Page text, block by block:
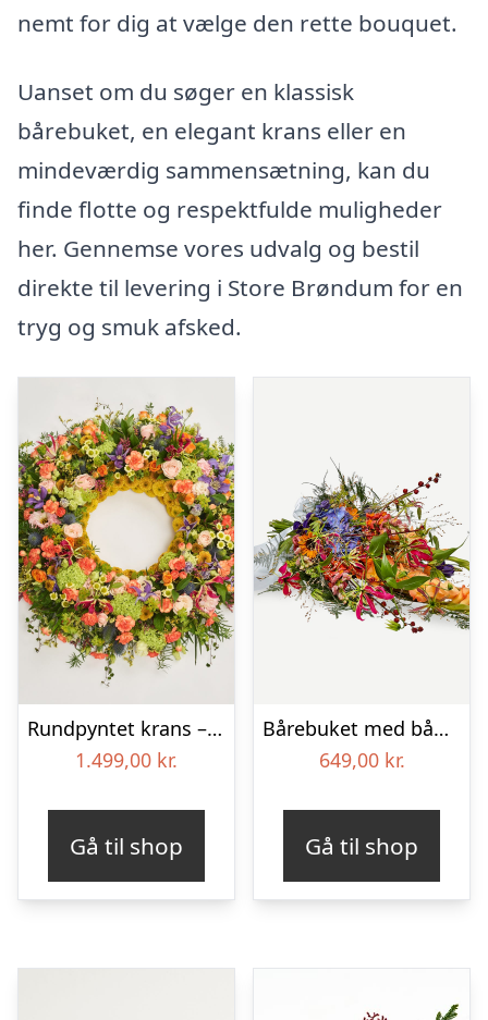
nemt for dig at vælge den rette bouquet.
Uanset om du søger en klassisk
bårebuket, en elegant krans eller en
mindeværdig sammensætning, kan du
finde flotte og respektfulde muligheder
her. Gennemse vores udvalg og bestil
direkte til levering i Store Brøndum for en
tryg og smuk afsked.
Rundpyntet krans – Et farverigt farvel
1.499,00 kr.
Gå til shop
Bårebuket med bånd – Et farverigt farvel
649,00 kr.
Gå til shop